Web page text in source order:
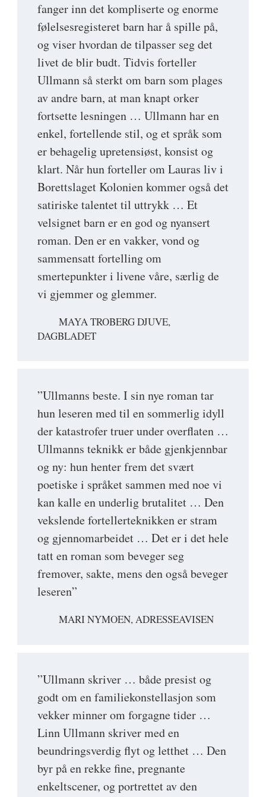
fanger inn det kompliserte og enorme
følelsesregisteret barn har å spille på,
og viser hvordan de tilpasser seg det
livet de blir budt. Tidvis forteller
Ullmann så sterkt om barn som plages
av andre barn, at man knapt orker
fortsette lesningen … Ullmann har en
enkel, fortellende stil, og et språk som
er behagelig upretensiøst, konsist og
klart. Når hun forteller om Lauras liv i
Borettslaget Kolonien kommer også det
satiriske talentet til uttrykk … Et
velsignet barn er en god og nyansert
roman. Den er en vakker, vond og
sammensatt fortelling om
smertepunkter i livene våre, særlig de
vi gjemmer og glemmer.
MAYA TROBERG DJUVE,
DAGBLADET
”Ullmanns beste. I sin nye roman tar
hun leseren med til en sommerlig idyll
der katastrofer truer under overflaten …
Ullmanns teknikk er både gjenkjennbar
og ny: hun henter frem det svært
poetiske i språket sammen med noe vi
kan kalle en underlig brutalitet … Den
vekslende fortellerteknikken er stram
og gjennomarbeidet … Det er i det hele
tatt en roman som beveger seg
fremover, sakte, mens den også beveger
leseren”
MARI NYMOEN, ADRESSEAVISEN
”Ullmann skriver … både presist og
godt om en familiekonstellasjon som
vekker minner om forgagne tider …
Linn Ullmann skriver med en
beundringsverdig flyt og letthet … Den
byr på en rekke fine, pregnante
enkeltscener, og portrettet av den